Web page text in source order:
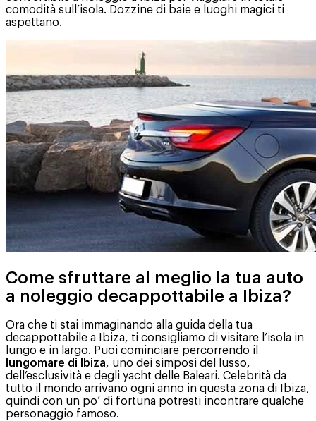
comodità sull’isola. Dozzine di baie e luoghi magici ti
aspettano.
Come sfruttare al meglio la tua auto
a noleggio decappottabile a Ibiza?
Ora che ti stai immaginando alla guida della tua
decappottabile a Ibiza, ti consigliamo di visitare l’isola in
lungo e in largo. Puoi cominciare percorrendo il
lungomare di Ibiza, uno dei simposi del lusso,
dell’esclusività e degli yacht delle Baleari. Celebrità da
tutto il mondo arrivano ogni anno in questa zona di Ibiza,
quindi con un po’ di fortuna potresti incontrare qualche
personaggio famoso.